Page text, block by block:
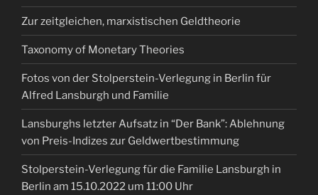
Zur zeitgleichen, marxistischen Geldtheorie
Taxonomy of Monetary Theories
Fotos von der Stolperstein-Verlegung in Berlin für
Alfred Lansburgh und Familie
Lansburghs letzter Aufsatz in “Der Bank”: Ablehnung
von Preis-Indizes zur Geldwertbestimmung
Stolperstein-Verlegung für die Familie Lansburgh in
Berlin am 15.10.2022 um 11:00 Uhr